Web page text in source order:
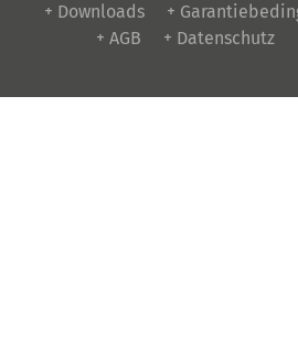
+ Downloads +
+ AGB
+ Datenschutz